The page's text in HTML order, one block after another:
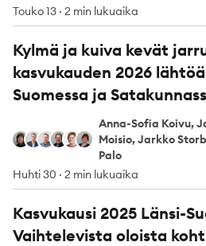
Touko 13 · 2 min lukuaika
Kylmä ja kuiva kevät
kasvukauden 2026
Suomessa ja
Anna-Sofia Koivu
Jarmo Pirhonen
Juho Moisio
Jarkko Storberg
Elisa Kivioja
Lotta Palo
Anna-Sofia Koivu,
Moisio, Jarkko
Palo
Huhti 30 · 2 min lukuaika
Kasvukausi 2025 Länsi-
Vaihtelevista oloista